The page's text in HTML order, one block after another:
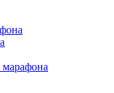
марафона